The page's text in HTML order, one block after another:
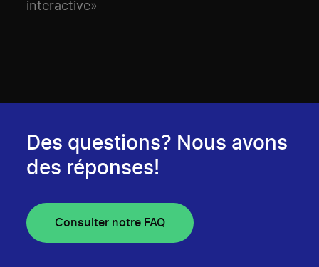
interactive»
Des questions? Nous avons
des réponses!
Consulter notre FAQ